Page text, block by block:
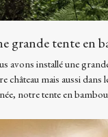
grande tente en
avons installé une
château mais aussi
notre tente en